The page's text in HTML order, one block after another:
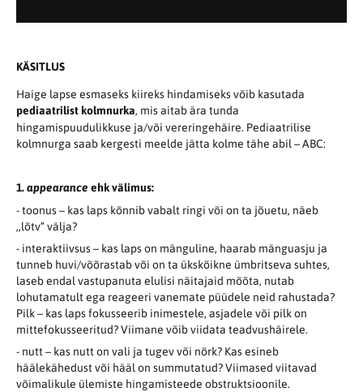
KÄSITLUS
Haige lapse esmaseks kiireks hindamiseks võib kasutada
pediaatrilist kolmnurka, mis aitab ära tunda
hingamispuudulikkuse ja/või vereringehäire. Pediaatrilise
kolmnurga saab kergesti meelde jätta kolme tähe abil – ABC:
1.appearance ehk välimus:
- toonus – kas laps kõnnib vabalt ringi või on ta jõuetu, näeb
,,lõtv“ välja?
- interaktiivsus – kas laps on mänguline, haarab mänguasju ja
tunneb huvi/võõrastab või on ta ükskõikne ümbritseva suhtes,
laseb endal vastupanuta elulisi näitajaid mõõta, nutab
lohutamatult ega reageeri vanemate püüdele neid rahustada?
Pilk – kas laps fokusseerib inimestele, asjadele või pilk on
mittefokusseeritud? Viimane võib viidata teadvushäirele.
- nutt – kas nutt on vali ja tugev või nõrk? Kas esineb
häälekähedust või hääl on summutatud? Viimased viitavad
võimalikule ülemiste hingamisteede obstruktsioonile.